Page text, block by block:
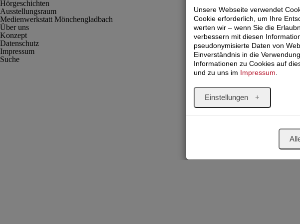
Hörgeschichten
Ausstellungsraum
Medienwerkstatt Mönchengladbach
Über uns
Konzept
Datenschutz
Impressum
Suche
Unsere Webseite verwendet
Cookie erforderlich, um Ihre
werten wir – wenn Sie die
verbessern mit diesen
pseudonymisierte Daten von
Einverständnis in die
Informationen zu Cookies auf
und zu uns im Impressum
Einstellungen